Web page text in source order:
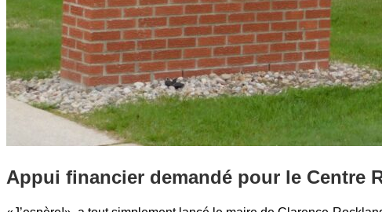
Appui financier demandé pour le Centre